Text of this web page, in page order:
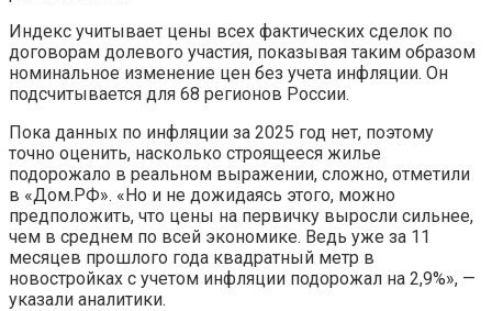
Индекс учитывает цены всех фактических сделок по
договорам долевого участия, показывая таким образом
номинальное изменение цен без учета инфляции. Он
подсчитывается для 68 регионов России.
Пока данных по инфляции за 2025 год нет, поэтому
точно оценить, насколько строящееся жилье
подорожало в реальном выражении, сложно, отметили
в «Дом.РФ». «Но и не дожидаясь этого, можно
предположить, что цены на первичку выросли сильнее,
чем в среднем по всей экономике. Ведь уже за 11
месяцев прошлого года квадратный метр в
новостройках с учетом инфляции подорожал на 2,9%», —
указали аналитики.